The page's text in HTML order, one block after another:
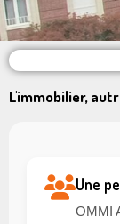
L'immobilier,
Une
OMMI